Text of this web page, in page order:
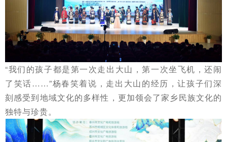
“我们的孩子都是第一次走出大山，第一次坐飞机，还闹
了笑话……”杨春笑着说，走出大山的经历，让孩子们深
刻感受到地域文化的多样性，更加领会了家乡民族文化的
独特与珍贵。